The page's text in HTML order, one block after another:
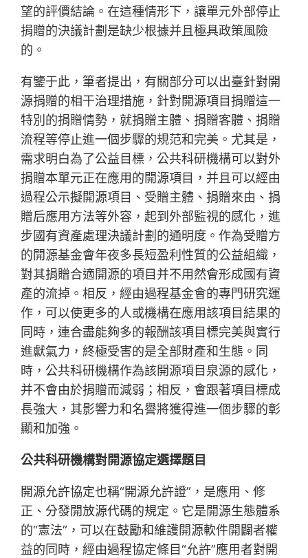
望的評價結論。在這種情形下，讓單元外部停止
捐贈的決議計劃是缺少根據并且極具政策風險
的。
有鑒于此，筆者提出，有關部分可以出臺針對開
源捐贈的相干治理措施，針對開源項目捐贈這一
特別的捐贈情勢，就捐贈主體、捐贈客體、捐贈
流程等停止進一個步驟的規范和完美。尤其是，
需求明白為了公益目標，公共科研機構可以對外
捐贈本單元正在應用的開源項目，并且可以經由
過程公示擬開源項目、受贈主體、捐贈來由、捐
贈后應用方法等外容，起到外部監視的感化，進
步國有資產處理決議計劃的通明度。作為受贈方
的開源基金會年夜多長短盈利性質的公益組織，
對其捐贈合適開源的項目并不用然會形成國有資
產的流掉。相反，經由過程基金會的專門研究運
作，可以使更多的人或機構在應用該項目結果的
同時，連合盡能夠多的報酬該項目標完美與實行
進獻氣力，終極受害的是全部財產和生態。同
時，公共科研機構作為該開源項目泉源的感化，
并不會由於捐贈而減弱；相反，會跟著項目標成
長強大，其影響力和名譽將獲得進一個步驟的彰
顯和加強。
公共科研機構對開源協定選擇題目
開源允許協定也稱“開源允許證”，是應用、修
正、分發開放源代碼的規定。它是開源生態體系
的“憲法”，可以在鼓勵和維護開源軟件開闢者權
益的同時，經由過程協定條目“允許”應用者對開